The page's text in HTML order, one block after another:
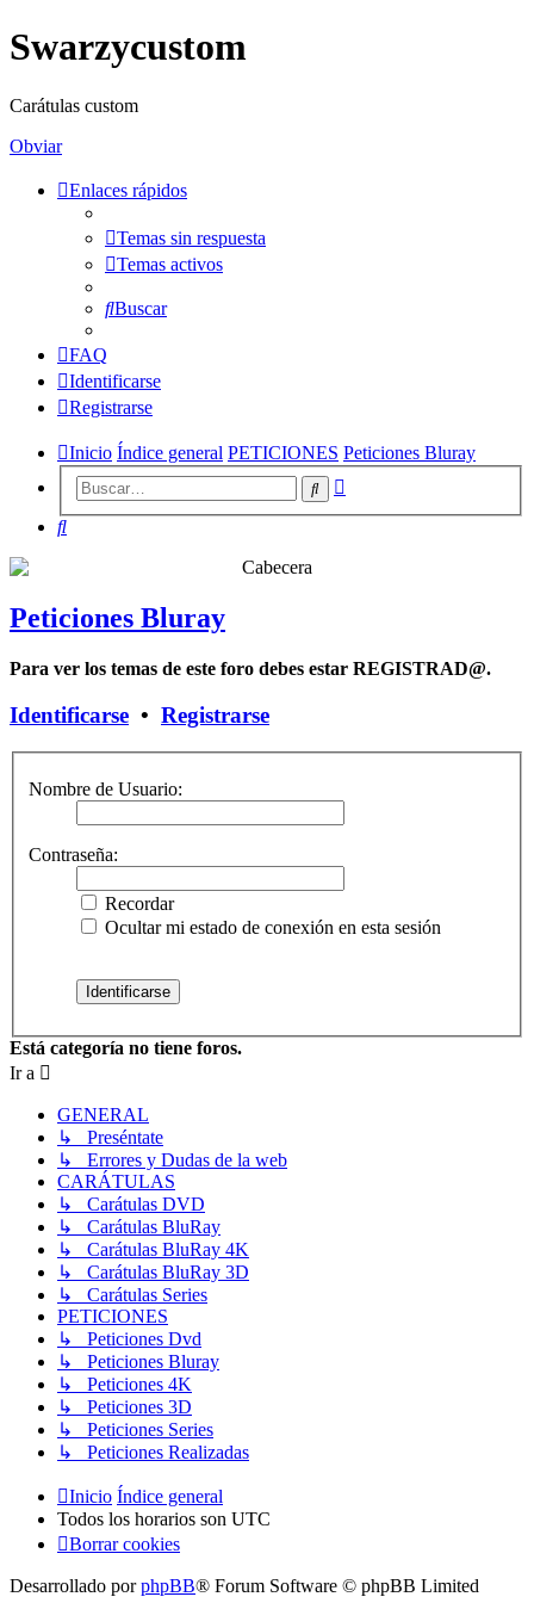
Swarzycustom
Carátulas custom
Obviar
Enlaces rápidos
Temas sin respuesta
Temas activos
Buscar
FAQ
Identificarse
Registrarse
Inicio Índice general PETICIONES Peticiones Bluray
Buscar
Buscar
Peticiones Bluray
Para ver los temas de este foro debes estar REGISTRAD@.
Identificarse • Registrarse
Nombre de Usuario:
Contraseña:
Recordar
Ocultar mi estado de conexión en esta sesión
Está categoría no tiene foros.
Ir a
GENERAL
↳ Preséntate
↳ Errores y Dudas de la web
CARÁTULAS
↳ Carátulas DVD
↳ Carátulas BluRay
↳ Carátulas BluRay 4K
↳ Carátulas BluRay 3D
↳ Carátulas Series
PETICIONES
↳ Peticiones Dvd
↳ Peticiones Bluray
↳ Peticiones 4K
↳ Peticiones 3D
↳ Peticiones Series
↳ Peticiones Realizadas
Inicio Índice general
Todos los horarios son UTC
Borrar cookies
Desarrollado porphpBB® Forum Software © phpBB Limited